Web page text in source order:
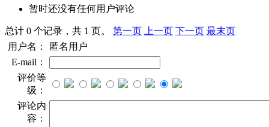
暂时还没有任何用户评论
总计 0 个记录，共 1 页。 第一页 上一页 下一页 最末页
用户名：
匿名用户
E-mail：
评价等
级：
评论内
容：